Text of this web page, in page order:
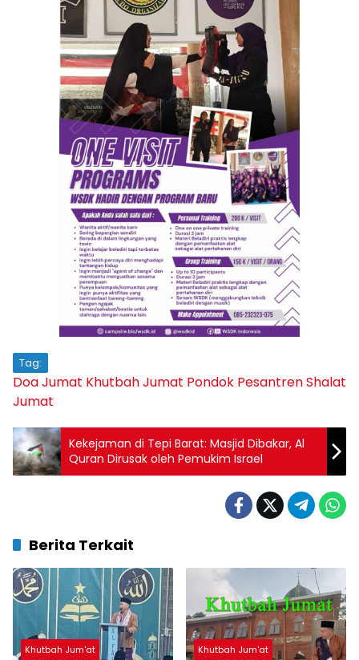
Tag:
Doa Jumat Khutbah Jumat Pondok PesantrenShalat
Jumat
Kekejaman di Tepi Barat: Masjid Dibakar, Al
Quran Dirusak oleh Pemukim Israel
Berita Terkait
Khutbah Jum'at Khutbah Jum'at